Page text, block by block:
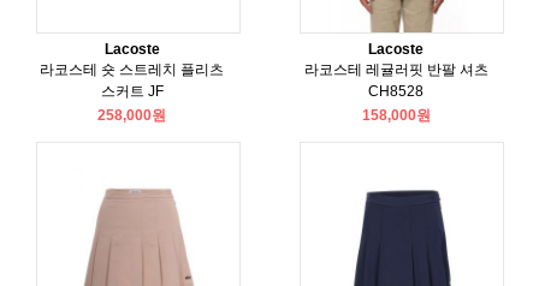
Lacoste
라코스테 숏 스트레치 플리츠
스커트 JF
258,000원
Lacoste
라코스테 레귤러핏 반팔 셔츠
CH8528
158,000원